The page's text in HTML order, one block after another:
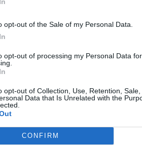
opt-out of the Sale of my Personal Data.
opt-out of processing my Personal Data
opt-out of Collection, Use, Retention,
Data that Is Unrelated with the
CONFIRM
fejleszthető és optimalizálható.
például a Google Analytics
(1) bekezdés a) pont – hozzájárulás.
IP-címe anonimizálásra kerülhet.
google.com 2 év
google.com